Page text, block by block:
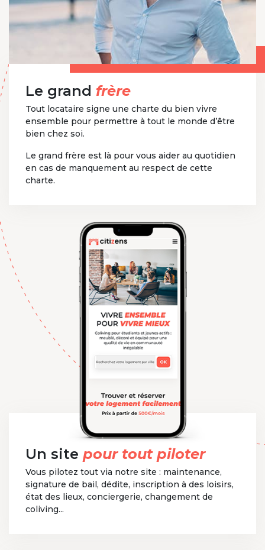
Le grand frère
Tout locataire signe une charte du bien vivre
ensemble pour permettre à tout le monde d’être
bien chez soi.
Le grand frère est là pour vous aider au quotidien
en cas de manquement au respect de cette
charte.
Un site pour tout piloter
Vous pilotez tout via notre site : maintenance,
signature de bail, dédite, inscription à des loisirs,
état des lieux, conciergerie, changement de
coliving...